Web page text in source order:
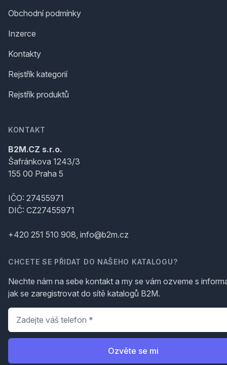
Obchodní podmínky
Inzerce
Kontakty
Rejstřík kategorií
Rejstřík produktů
KONTAKT
B2M.CZ s.r.o.
Šafránkova 1243/3
155 00 Praha 5
IČO: 27455971
DIČ: CZ27455971
+420 251 510 908, info@b2m.cz
CHCETE SE PŘIDAT DO NAŠEHO KATALOGU?
Nechte nám na sebe kontakt a my se vám ozveme s
jak se zaregistrovat do sítě katalogů B2M.
Telefon
Ozvěte se mi